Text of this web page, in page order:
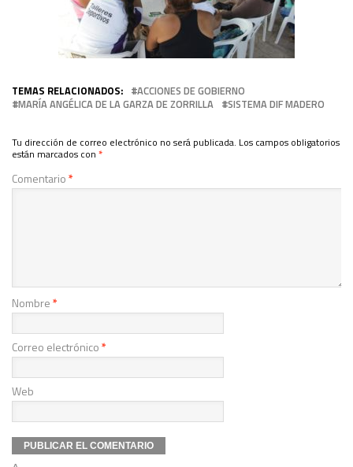
TEMAS RELACIONADOS:
ACCIONES DE GOBIERNO
MARÍA ANGÉLICA DE LA GARZA DE ZORRILLA
SISTEMA DIF MADERO
Tu dirección de correo electrónico no será publicada. Los campos obligatorios
están marcados con *
Comentario*
Nombre*
Correo electrónico*
Web